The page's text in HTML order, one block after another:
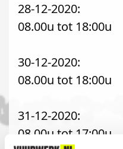
28-12-2020:
08.00u tot 18:00u
30-12-2020:
08.00u tot 18:00u
31-12-2020:
08.00u tot 17:00u